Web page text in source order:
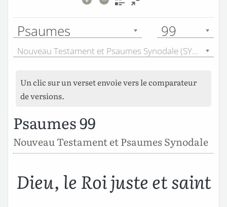
Psaumes 99
Nouveau Testament et Psaumes Synodale (SYN) - 1921
Un clic sur un verset envoie vers le comparateur
de versions.
Psaumes 99
Nouveau Testament et Psaumes Synodale
Dieu, le Roi juste et saint